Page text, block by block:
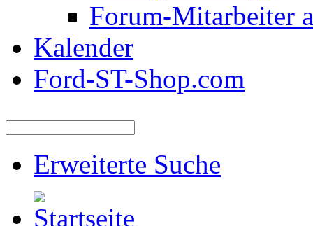
Forum-Mitarbeiter
Kalender
Ford-ST-Shop.com
Erweiterte Suche